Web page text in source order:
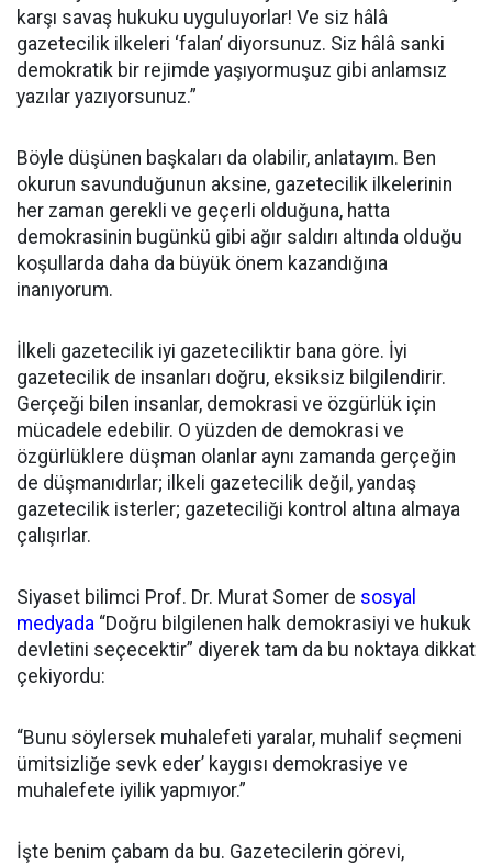
karşı savaş hukuku uyguluyorlar! Ve siz hâlâ
gazetecilik ilkeleri ‘falan’ diyorsunuz. Siz hâlâ sanki
demokratik bir rejimde yaşıyormuşuz gibi anlamsız
yazılar yazıyorsunuz.”
Böyle düşünen başkaları da olabilir, anlatayım. Ben
okurun savunduğunun aksine, gazetecilik ilkelerinin
her zaman gerekli ve geçerli olduğuna, hatta
demokrasinin bugünkü gibi ağır saldırı altında olduğu
koşullarda daha da büyük önem kazandığına
inanıyorum.
İlkeli gazetecilik iyi gazeteciliktir bana göre. İyi
gazetecilik de insanları doğru, eksiksiz bilgilendirir.
Gerçeği bilen insanlar, demokrasi ve özgürlük için
mücadele edebilir. O yüzden de demokrasi ve
özgürlüklere düşman olanlar aynı zamanda gerçeğin
de düşmanıdırlar; ilkeli gazetecilik değil, yandaş
gazetecilik isterler; gazeteciliği kontrol altına almaya
çalışırlar.
Siyaset bilimci Prof. Dr. Murat Somer de sosyal
medyada “Doğru bilgilenen halk demokrasiyi ve hukuk
devletini seçecektir” diyerek tam da bu noktaya dikkat
çekiyordu:
“Bunu söylersek muhalefeti yaralar, muhalif seçmeni
ümitsizliğe sevk eder’ kaygısı demokrasiye ve
muhalefete iyilik yapmıyor.”
İşte benim çabam da bu. Gazetecilerin görevi,